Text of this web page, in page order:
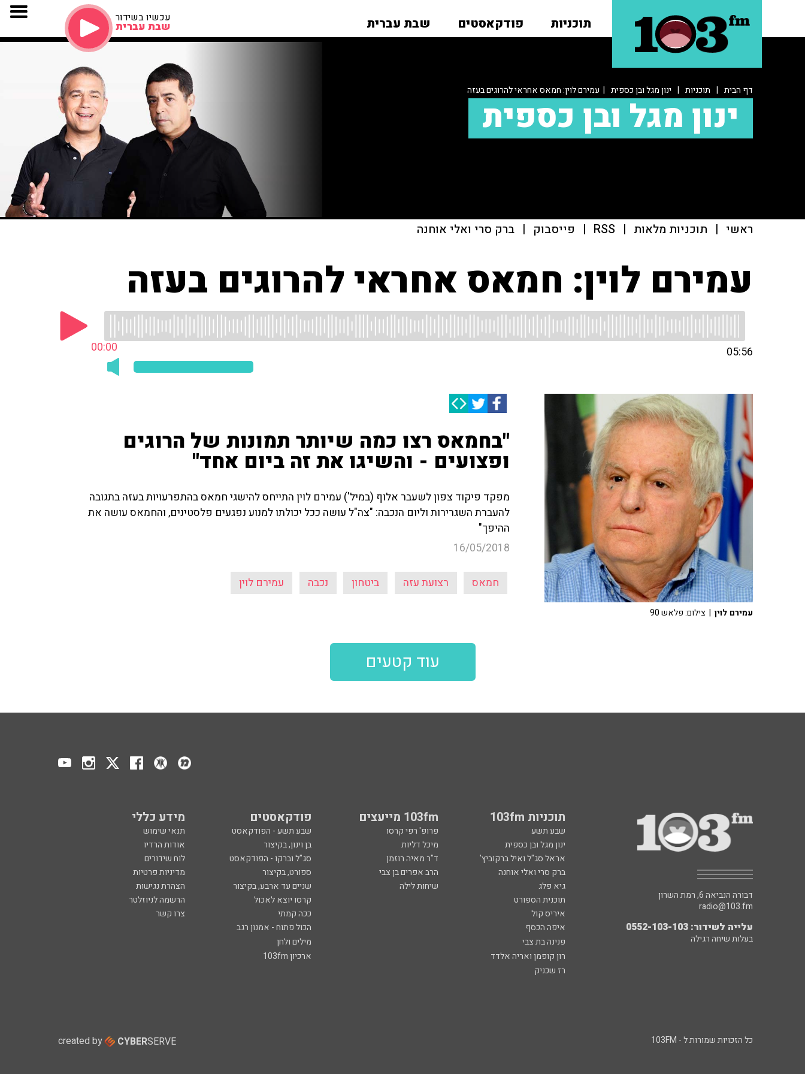
תוכניות פודקאסטים שבת עברית עכשיו בשידור
שבת עברית
דף הבית | תוכניות | ינון מגל ובן כספית | עמירם לוין: חמאס אחראי להרוגים בעזה
ינון מגל ובן כספית
ראשי | תוכניות מלאות |
RSS
| פייסבוק | ברק סרי ואלי אוחנה
עמירם לוין: חמאס אחראי להרוגים בעזה
00:00 05:56
"בחמאס רצו כמה שיותר תמונות של הרוגים
ופצועים - והשיגו את זה ביום אחד"
מפקד פיקוד צפון לשעבר אלוף (במיל') עמירם לוין התייחס להישגי חמאס בהתפרעויות בעזה בתגובה
להעברת השגרירות וליום הנכבה: "צה"ל עושה ככל יכולתו למנוע נפגעים פלסטינים, והחמאס עושה את
ההיפך"
16/05/2018
חמאס רצועת עזה ביטחון נכבה עמירם לוין
עמירם לוין | צילום: פלאש 90
עוד קטעים
תוכניות 103fm 103fm מייעצים פודקאסטים מידע כללי
שבע תשע פרופ' רפי קרסו שבע תשע - הפודקאסט
תנאי שימוש
ינון מגל ובן כספית
מיכל דליות בן וינון, בקיצור
אודות הרדיו
אראל סג"ל ואיל ברקוביץ'
ד"ר מאיה רוזמן סג"ל וברקו - הפודקאסט
לוח שידורים
ברק סרי ואלי אוחנה
הרב אפרים בן צבי ספורט, בקיצור
מדיניות פרטיות
גיא פלג
שיחות לילה שניים עד ארבע, בקיצור
הצהרת נגישות
תוכנית הספורט
קרסו יוצא לאכול
הרשמה לניוזלטר
איריס קול
ככה קמתי
צרו קשר
איפה הכסף
הכול פתוח - אמנון רגב
פנינה בת צבי
מילים ולחן
רון קופמן ואריה אלדד
ארכיון 103fm
רז שכניק
דבורה הנביאה 6, רמת השרון
radio@103.fm
עלייה לשידור: 0552-103-103
בעלות שיחה רגילה
כל הזכויות שמורות ל - 103FM created by CYBERSERVE